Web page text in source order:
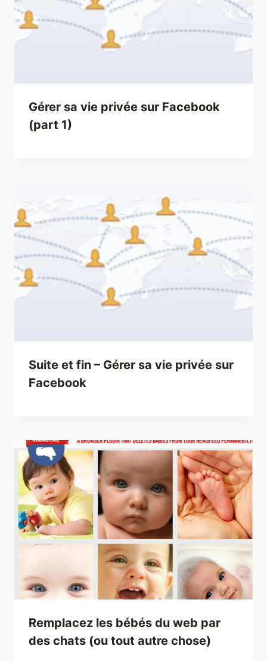
Gérer sa vie privée sur Facebook
(part 1)
Suite et fin – Gérer sa vie privée sur
Facebook
Remplacez les bébés du web par
des chats (ou tout autre chose)